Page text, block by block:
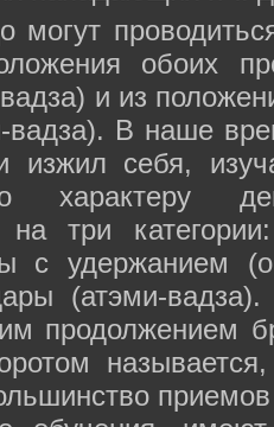
могут
обоих
и из
вадза). В наше
изжил себя,
характеру
на три
с удержанием
(атэми-
продолжением